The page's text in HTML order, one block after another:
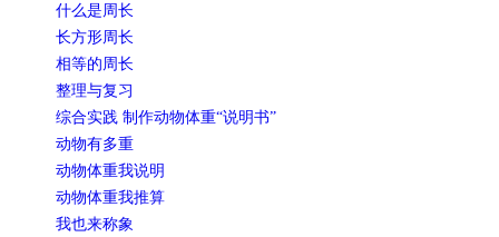
什么是周长
长方形周长
相等的周长
整理与复习
综合实践 制作动物体重“说明书”
动物有多重
动物体重我说明
动物体重我推算
我也来称象